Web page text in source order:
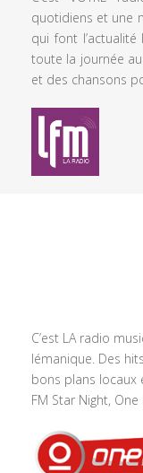
quotidiens et une
qui font
toute la journée
et des chansons
C’est LA radio
lémanique. Des
bons plans locaux
FM Star Night,